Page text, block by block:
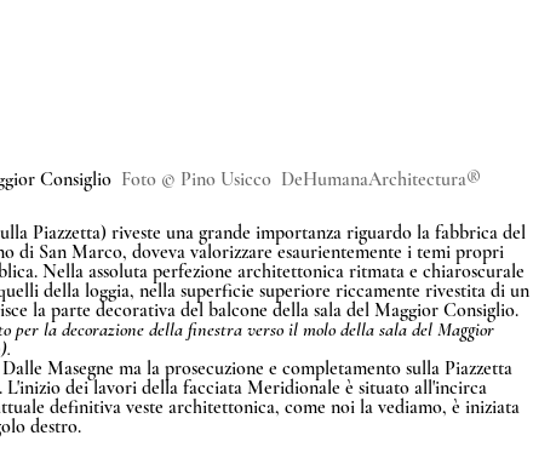
Consiglio Foto © Pino Usicco  DeHumanaArchitectura®
Piazzetta) riveste una grande importanza riguardo la fabbrica del
di San Marco, doveva valorizzare esaurientemente i temi propri
Nella assoluta perfezione architettonica ritmata e chiaroscurale
della loggia, nella superficie superiore riccamente rivestita di un
la parte decorativa del balcone della sala del Maggior Consiglio.
per la decorazione della finestra verso il molo della sala del Maggior
Masegne ma la prosecuzione e completamento sulla Piazzetta
dei lavori della facciata Meridionale è situato all'incirca
definitiva veste architettonica, come noi la vediamo, è iniziata
destro.